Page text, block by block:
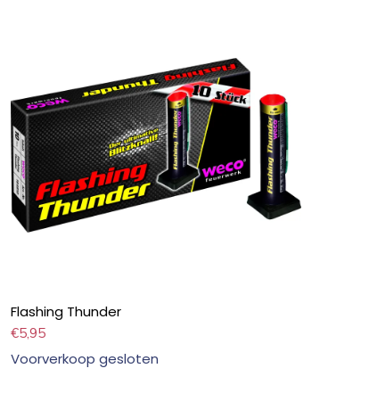
Flashing Thunder
€5,95
Voorverkoop gesloten